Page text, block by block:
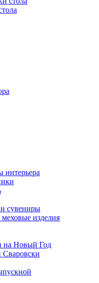
интерьера
сувениры
изделия
на Новый Год
Сваровски